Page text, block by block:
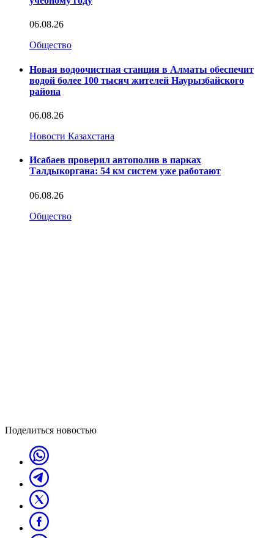
06.08.26
Общество
Новая водоочистная станция в Алматы обеспечит
водой более 100 тысяч жителей Наурызбайского
района
06.08.26
Новости Казахстана
Исабаев проверил автополив в парках
Талдыкоргана: 54 км систем уже работают
06.08.26
Общество
Поделиться новостью